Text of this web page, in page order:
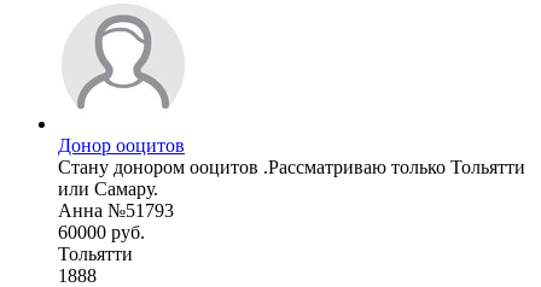
Донор ооцитов
Стану донором ооцитов .Рассматриваю только Тольятти
или Самару.
Анна №51793
60000 руб.
Тольятти
1888